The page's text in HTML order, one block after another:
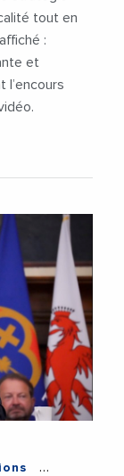
tout en
:
et
l’encours